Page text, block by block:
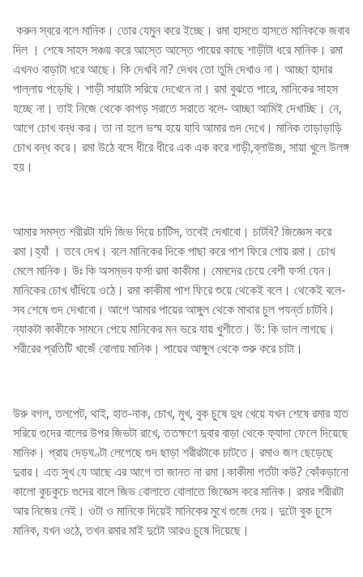
করুন স্বরে বলে মানিক। তোর যেমুন করে ইচ্ছে। রমা হাসতে হাসতে মানিককে জবাব
দিল । শেষে সাহস সঞ্চয় করে আস্তে আস্তে পায়ের কাছে শাড়ীটা ধরে মানিক। রমা
এখনও বাড়াটা ধরে আছে। কি দেখবি না? দেখব তো তুমি দেখাও না। আচ্ছা হাদার
পাল্লায় পড়েছি। শাড়ী সায়াটা সরিয়ে দেখেনে না। রমা বুঝতে পারে, মানিকের সাহস
হচ্ছে না। তাই নিজে থেকে কাপড় সরাতে সরাতে বলে- আচ্ছা আমিই দেখাচ্ছি। নে,
আগে চোখ বন্ধ কর। তা না হলে ভস্ম হয়ে যাবি আমার গুদ দেখে। মানিক তাড়াড়াড়ি
চোখ বন্ধ করে। রমা উঠে বসে ধীরে ধীরে এক এক করে শাড়ী,ব্লাউজ, সায়া খুলে উলঙ্গ
হয়।
আমার সমস্ত শরীরটা যদি জিভ দিয়ে চাটিস, তবেই দেখাবো। চাটবি? জিজ্ঞেস করে
রমা।হ্যাঁ । তবে দেখ। বলে মানিকের দিকে পাছা করে পাশ ফিরে শোয় রমা। চোখ
মেলে মানিক। উঃ কি অসম্ভব ফর্সা রমা কাকীমা। মেমদের চেয়ে বেশী ফর্সা যেন।
মানিকের চোখ ধাঁধিয়ে ওঠে। রমা কাকীমা পাশ ফিরে শুয়ে থেকেই বলে। থেকেই বলে-
সব শেষে গুদ দেখাবো। আগে আমার পায়ের আঙ্গুল থেকে মাথার চুল পযর্ন্ত চাটবি।
ন্যাকটা কাকীকে সামনে পেয়ে মানিকের মন ভরে যায় খুশীতে। উ: কি ভাল লাগছে।
শরীরের প্রতিটি খাজেঁ বোলায় মানিক। পায়ের আঙ্গুল থেকে শুরু করে চাটা।
উরু বগল, তলপেট, থাই, হাত-নাক, চোখ, মুখ, বুক চুষে দুধ খেয়ে যখন শেষে রমার হাত
সরিয়ে গুদের বালের উপর জিভটা রাখে, ততক্ষণে দুবার বাড়া থেকে ফ্যাদা ফেলে দিয়েছে
মানিক। প্রায় দেড়ঘণ্টা লেগেছে গুদ ছাড়া শরীরটাকে চাটতে। রমাও জল ছেড়েছে
দুবার। এত সুখ যে আছে এর আগে তা জানত না রমা।কাকীমা গর্তটা কউ? কোঁকড়ানো
কালো কুচকুচে গুদের বালে জিভ বোলাতে বোলাতে জিজ্ঞেস করে মানিক। রমার শরীরটা
আর নিজের নেই। ওটা ও মানিকে দিয়েই মানিকের মুখে গুজে দেয়। দুটো বুক চুসে
মানিক, যখন ওঠে, তখন রমার মাই দুটো আরও চুষে দিয়েছে।